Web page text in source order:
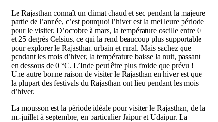
Le Rajasthan connaît un climat chaud et sec pendant la majeure
partie de l’année, c’est pourquoi l’hiver est la meilleure période
pour le visiter. D’octobre à mars, la température oscille entre 0
et 25 degrés Celsius, ce qui la rend beaucoup plus supportable
pour explorer le Rajasthan urbain et rural. Mais sachez que
pendant les mois d’hiver, la température baisse la nuit, passant
en dessous de 0 °C. L’Inde peut être plus froide que prévu !
Une autre bonne raison de visiter le Rajasthan en hiver est que
la plupart des festivals du Rajasthan ont lieu pendant les mois
d’hiver.
La mousson est la période idéale pour visiter le Rajasthan, de la
mi-juillet à septembre, en particulier Jaipur et Udaipur. La